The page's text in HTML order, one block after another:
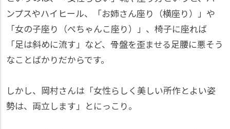
ンプスやハイヒール、「お姉さん座り（横座り）」や
「女の子座り（ぺちゃんこ座り）」、椅子に座れば
「足は斜めに流す」など、骨盤を歪ませる足腰に悪そう
なことばかりだからです。
しかし、岡村さんは「女性らしく美しい所作とよい姿
勢は、両立します」とにっこり。